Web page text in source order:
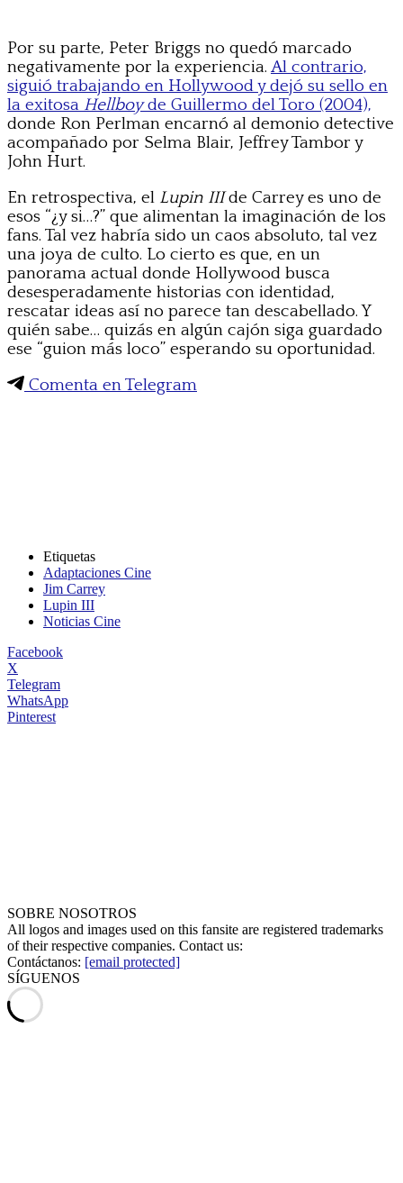
Por su parte, Peter Briggs no quedó marcado
negativamente por la experiencia. Al contrario,
siguió trabajando en Hollywood y dejó su sello en
la exitosa Hellboyde Guillermo del Toro (2004),
donde Ron Perlman encarnó al demonio detective
acompañado por Selma Blair, Jeffrey Tambor y
John Hurt.
En retrospectiva, el Lupin IIIde Carrey es uno de
esos “¿y si…?” que alimentan la imaginación de los
fans. Tal vez habría sido un caos absoluto, tal vez
una joya de culto. Lo cierto es que, en un
panorama actual donde Hollywood busca
desesperadamente historias con identidad,
rescatar ideas así no parece tan descabellado. Y
quién sabe… quizás en algún cajón siga guardado
ese “guion más loco” esperando su oportunidad.
Comenta en Telegram
Etiquetas
Adaptaciones Cine
Jim Carrey
Lupin III
Noticias Cine
Facebook
X
Telegram
WhatsApp
Pinterest
SOBRE NOSOTROS
All logos and images used on this fansite are registered trademarks
of their respective companies. Contact us:
Contáctanos: [email protected]
SÍGUENOS